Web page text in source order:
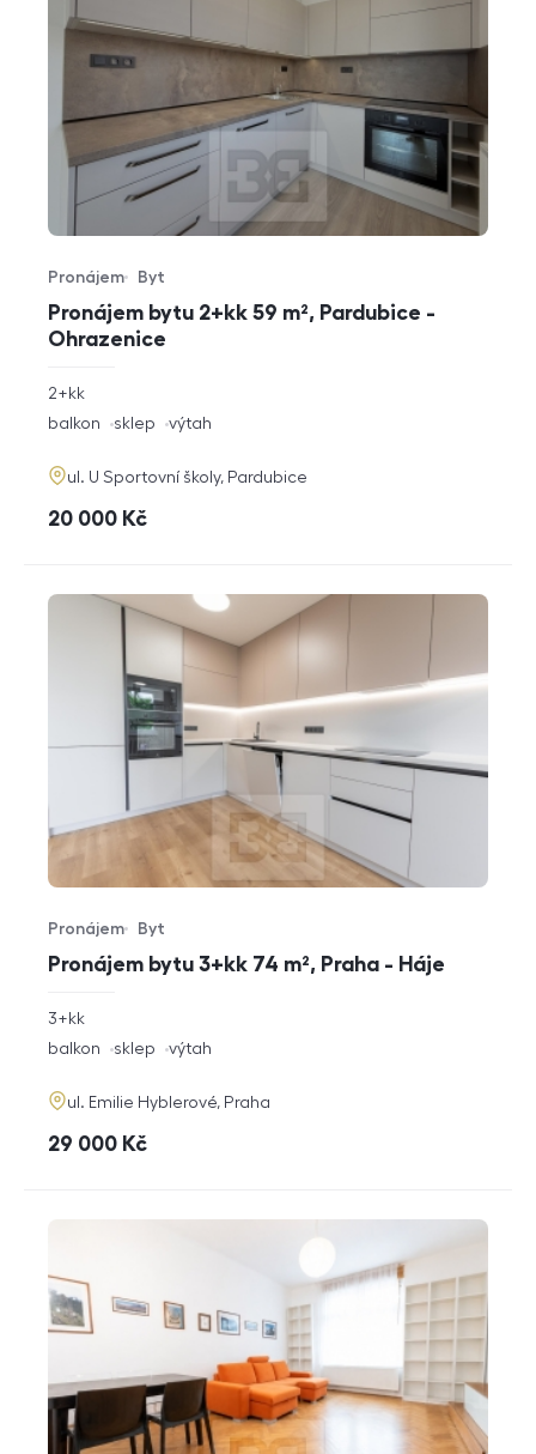
Pronájem bytu 2+kk 59 m², Pardubice -
Ohrazenice
Typ nabídky
Pronájem
Typ nemovitosti
Byt
rozměry
dispozice
2+kk
funkce
balkon sklep výtah
adresa
ul. U Sportovní školy, Pardubice
cena
20 000 Kč
Pronájem bytu 3+kk 74 m², Praha - Háje
Typ nabídky
Pronájem
Typ nemovitosti
Byt
rozměry
3+kk
funkce
balkon sklep výtah
adresa
ul. Emilie Hyblerové, Praha
cena
29 000 Kč